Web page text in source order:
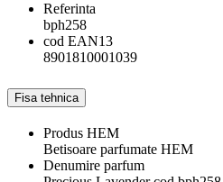
Referinta
bph258
cod EAN13
8901810001039
Fisa tehnica
Produs HEM
Betisoare parfumate HEM
Denumire parfum